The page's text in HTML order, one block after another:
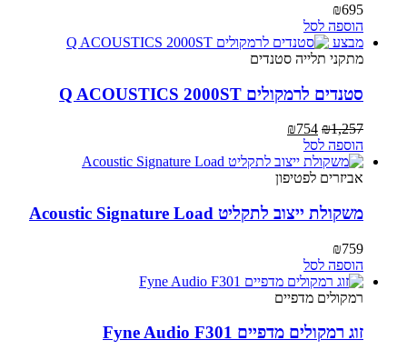
₪695
הוספה לסל
מבצע
מתקני תלייה ‏סטנדים
סטנדים לרמקולים Q ACOUSTICS 2000ST
₪1,257
המחיר
המקורי
היה:
₪1,257.
₪754
הוא:
₪754.
הוספה לסל
אביזרים לפטיפון
משקולת ייצוב לתקליט Acoustic Signature Load
₪759
הוספה לסל
רמקולים מדפיים
זוג רמקולים מדפיים Fyne Audio F301